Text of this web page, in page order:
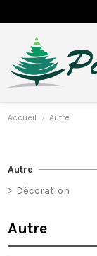
Accueil Autre
Autre
Autre
Décoration